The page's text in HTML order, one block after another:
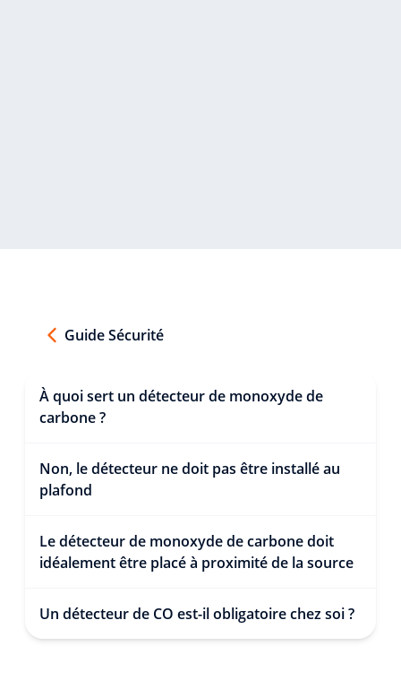
Guide Sécurité
À quoi sert un détecteur de monoxyde de
carbone ?
Non, le détecteur ne doit pas être installé au
plafond
Le détecteur de monoxyde de carbone doit
idéalement être placé à proximité de la source
Un détecteur de CO est-il obligatoire chez soi ?